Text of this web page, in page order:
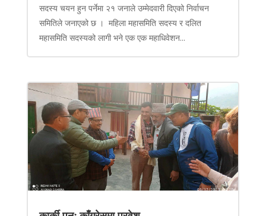
सदस्य चयन हुन पर्नेमा २१ जनाले उम्मेदवारी दिएको निर्वाचन
समितिले जनाएको छ । महिला महासमिति सदस्य र दलित
महासमिति सदस्यको लागी भने एक एक महाधिवेशन...